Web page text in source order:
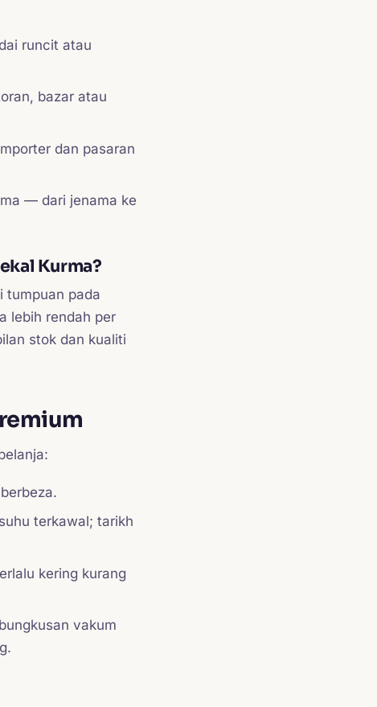
runcit atau
bazar atau
dan pasaran
— dari jenama ke
Kurma?
tumpuan pada
lebih rendah per
stok dan kualiti
terkawal; tarikh
kering kurang
vakum